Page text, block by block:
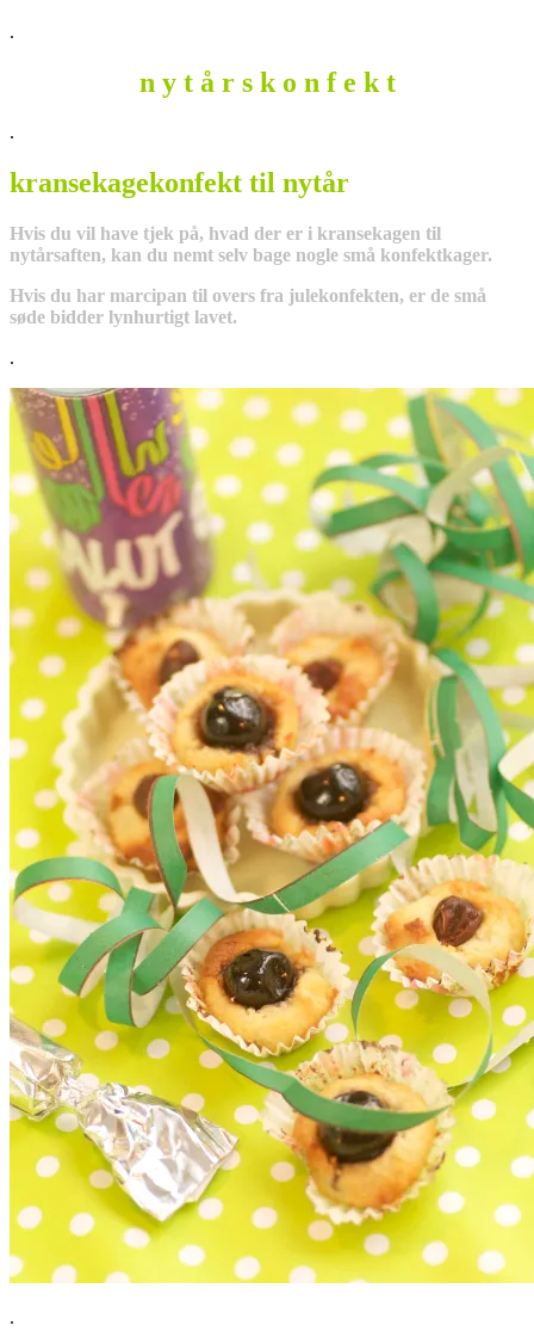
.
n y t å r s k o n f e k t
.
kransekagekonfekt til nytår
Hvis du vil have tjek på, hvad der er i kransekagen til
nytårsaften, kan du nemt selv bage nogle små konfektkager.
Hvis du har marcipan til overs fra julekonfekten, er de små
søde bidder lynhurtigt lavet.
.
.